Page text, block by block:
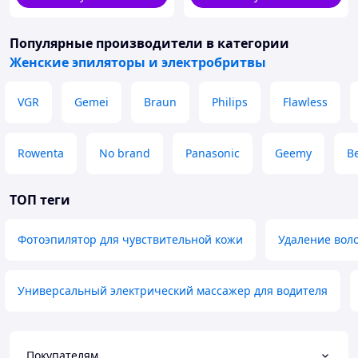
(УКР)
Популярные производители в категории
Женские эпиляторы и электробритвы
VGR Gemei Braun Philips Flawless
Rowenta No brand Panasonic Geemy
ТОП теги
Фотоэпилятор для чувствительной кожи Удаление
Универсальный электрический массажер для водителя